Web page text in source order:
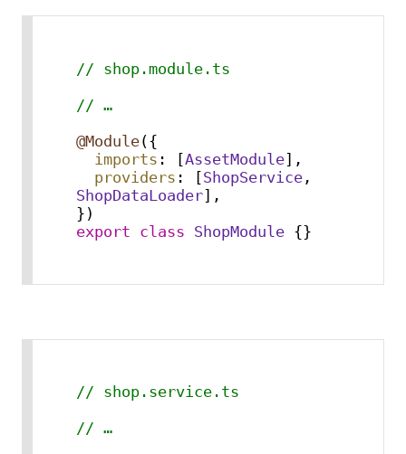
// shop.module.ts
// …
@Module({
imports : [AssetModule],
providers : [ShopService
ShopDataLoader],
export class ShopModule {}
// shop.service.ts
// …